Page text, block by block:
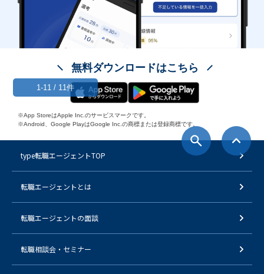
1-11 / 11件
無料ダウンロードはこちら
※App StoreはApple Inc.のサービスマークです。
※Android、Google PlayはGoogle Inc.の商標または登録商標です。
type転職エージェントTOP
転職エージェントとは
転職エージェントの面談
転職相談会・セミナー